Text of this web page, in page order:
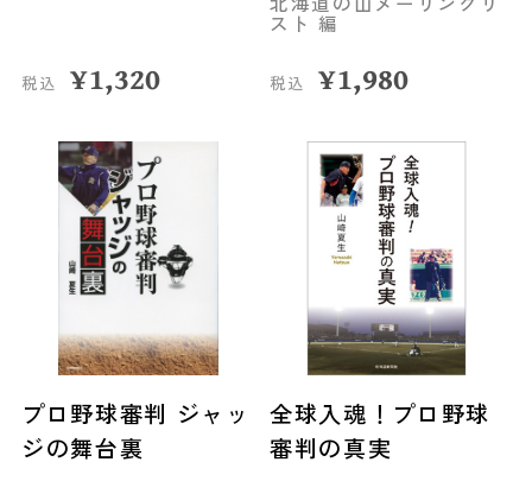
税込 ¥1,320
スト 編
税込 ¥1,980
プロ野球審判 ジャッ
ジの舞台裏
全球入魂！プロ野球
審判の真実